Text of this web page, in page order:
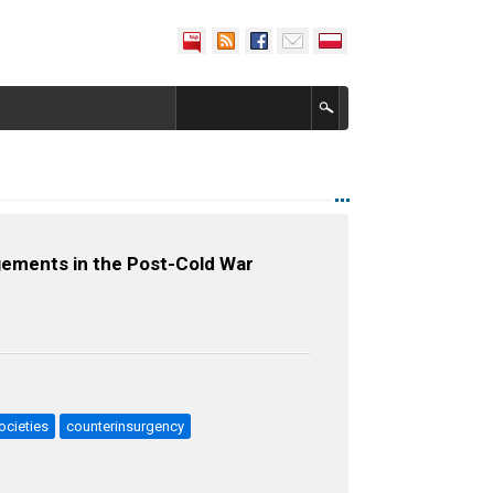
in the Post-Cold War
counterinsurgency